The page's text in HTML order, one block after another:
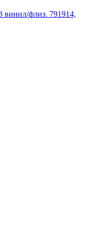
винил/флиз. 791914,